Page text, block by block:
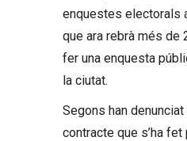
enquestes electorals
que ara rebrà més de
fer una enquesta
la ciutat.
Segons han
contracte que s’ha